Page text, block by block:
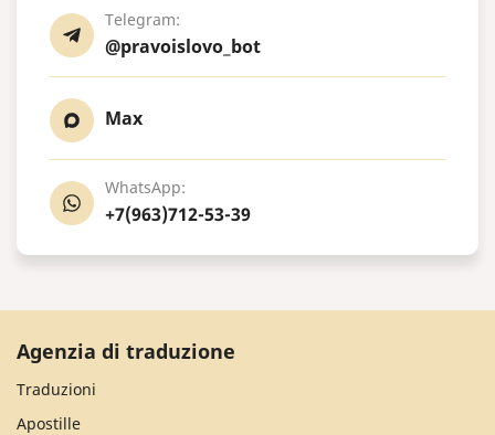
Telegram:
@pravoislovo_bot
Max
WhatsApp:
+7(963)712-53-39
Agenzia di traduzione
Traduzioni
Apostille